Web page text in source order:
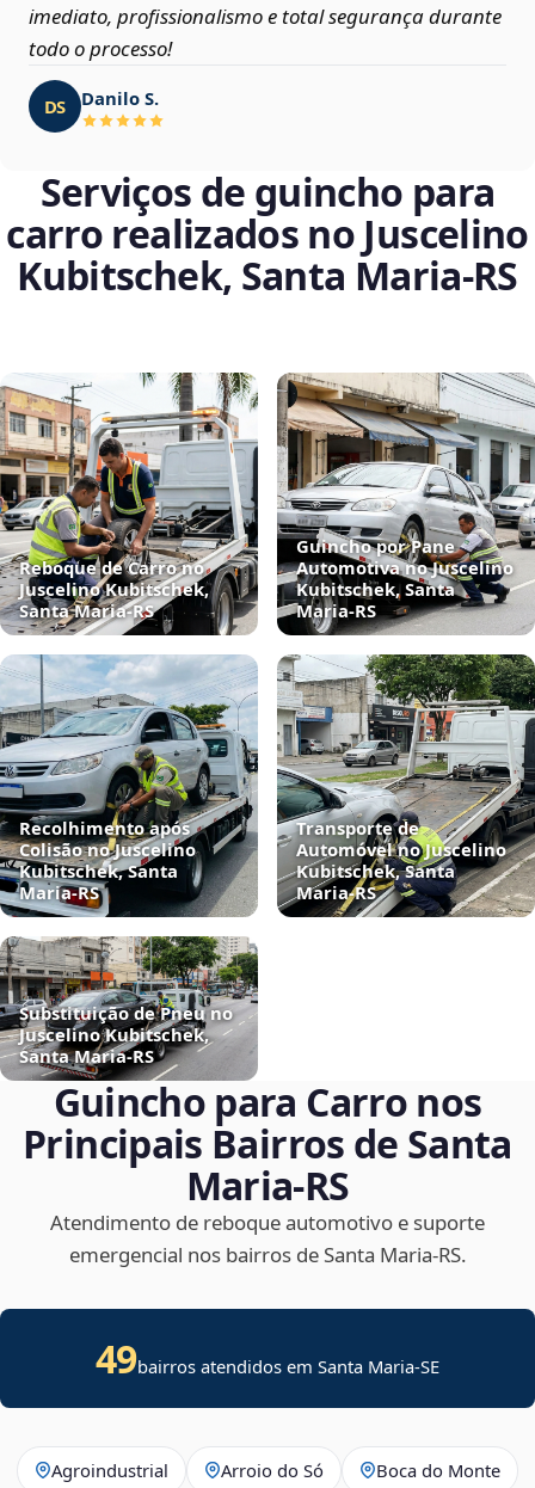
imediato, profissionalismo e total segurança durante
todo o processo!
DS Danilo S.
Serviços de guincho para
carro realizados no Juscelino
Kubitschek, Santa Maria‑RS
Reboque de Carro no
Juscelino Kubitschek,
Santa Maria‑RS
Guincho por Pane
Automotiva no Juscelino
Kubitschek, Santa
Maria‑RS
Recolhimento após
Colisão no Juscelino
Kubitschek, Santa
Maria‑RS
Transporte de
Automóvel no Juscelino
Kubitschek, Santa
Maria‑RS
Substituição de Pneu no
Juscelino Kubitschek,
Santa Maria‑RS
Guincho para Carro nos
Principais Bairros de Santa
Maria‑RS
Atendimento de reboque automotivo e suporte
emergencial nos bairros de Santa Maria‑RS.
49bairros atendidos em Santa Maria-SE
Agroindustrial Arroio do Só Boca do Monte